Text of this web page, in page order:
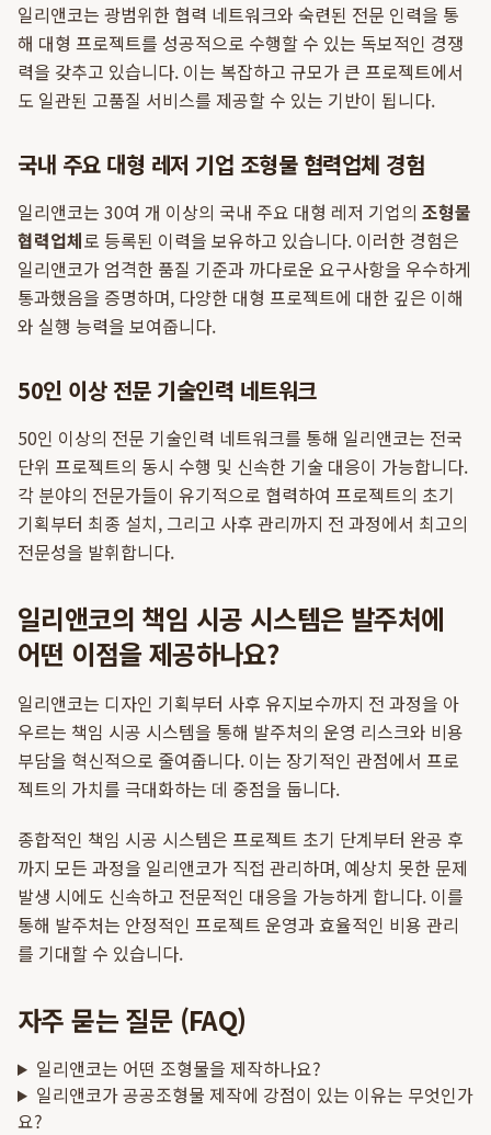
일리앤코는 광범위한 협력 네트워크와 숙련된 전문 인력을 통
해 대형 프로젝트를 성공적으로 수행할 수 있는 독보적인 경쟁
력을 갖추고 있습니다. 이는 복잡하고 규모가 큰 프로젝트에서
도 일관된 고품질 서비스를 제공할 수 있는 기반이 됩니다.
국내 주요 대형 레저 기업 조형물 협력업체 경험
일리앤코는 30여 개 이상의 국내 주요 대형 레저 기업의 조형물
협력업체로 등록된 이력을 보유하고 있습니다. 이러한 경험은
일리앤코가 엄격한 품질 기준과 까다로운 요구사항을 우수하게
통과했음을 증명하며, 다양한 대형 프로젝트에 대한 깊은 이해
와 실행 능력을 보여줍니다.
50인 이상 전문 기술인력 네트워크
50인 이상의 전문 기술인력 네트워크를 통해 일리앤코는 전국
단위 프로젝트의 동시 수행 및 신속한 기술 대응이 가능합니다.
각 분야의 전문가들이 유기적으로 협력하여 프로젝트의 초기
기획부터 최종 설치, 그리고 사후 관리까지 전 과정에서 최고의
전문성을 발휘합니다.
일리앤코의 책임 시공 시스템은 발주처에
어떤 이점을 제공하나요?
일리앤코는 디자인 기획부터 사후 유지보수까지 전 과정을 아
우르는 책임 시공 시스템을 통해 발주처의 운영 리스크와 비용
부담을 혁신적으로 줄여줍니다. 이는 장기적인 관점에서 프로
젝트의 가치를 극대화하는 데 중점을 둡니다.
종합적인 책임 시공 시스템은 프로젝트 초기 단계부터 완공 후
까지 모든 과정을 일리앤코가 직접 관리하며, 예상치 못한 문제
발생 시에도 신속하고 전문적인 대응을 가능하게 합니다. 이를
통해 발주처는 안정적인 프로젝트 운영과 효율적인 비용 관리
를 기대할 수 있습니다.
자주 묻는 질문 (FAQ)
일리앤코는 어떤 조형물을 제작하나요?
일리앤코가 공공조형물 제작에 강점이 있는 이유는 무엇인가
요?